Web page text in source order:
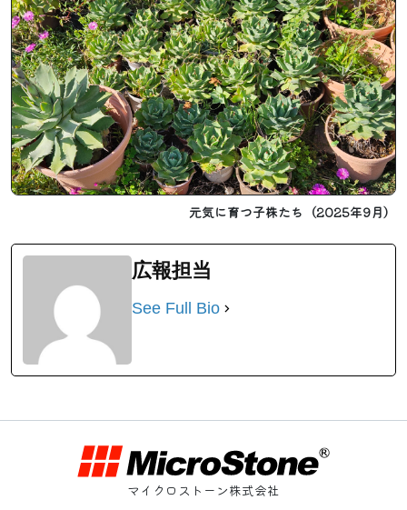
元気に育つ子株たち（2025年9月）
広報担当
See Full Bio
マイクロストーン株式会社